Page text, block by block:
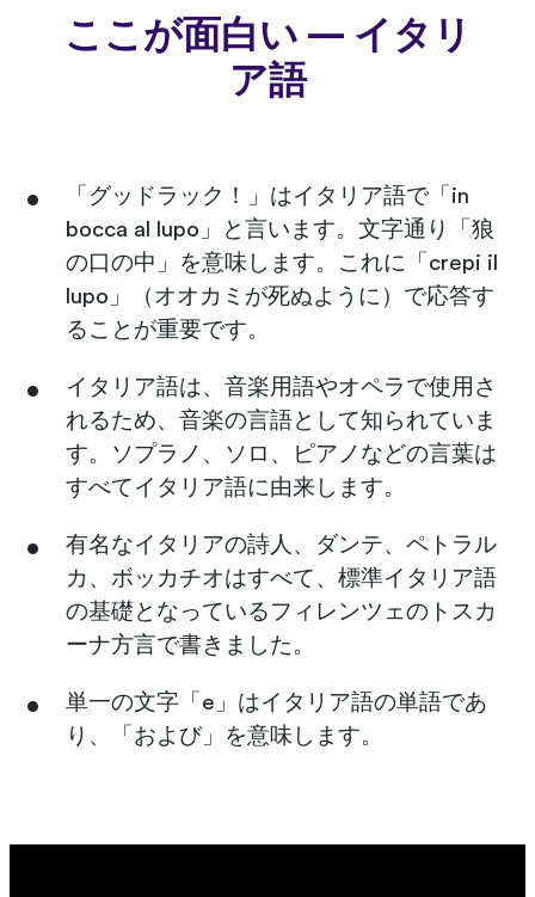
ここが面白い — イタリ
ア語
「グッドラック！」はイタリア語で「in
bocca al lupo」と言います。文字通り「狼
の口の中」を意味します。これに「crepi il
lupo」（オオカミが死ぬように）で応答す
ることが重要です。
イタリア語は、音楽用語やオペラで使用さ
れるため、音楽の言語として知られていま
す。ソプラノ、ソロ、ピアノなどの言葉は
すべてイタリア語に由来します。
有名なイタリアの詩人、ダンテ、ペトラル
カ、ボッカチオはすべて、標準イタリア語
の基礎となっているフィレンツェのトスカ
ーナ方言で書きました。
単一の文字「e」はイタリア語の単語であ
り、「および」を意味します。